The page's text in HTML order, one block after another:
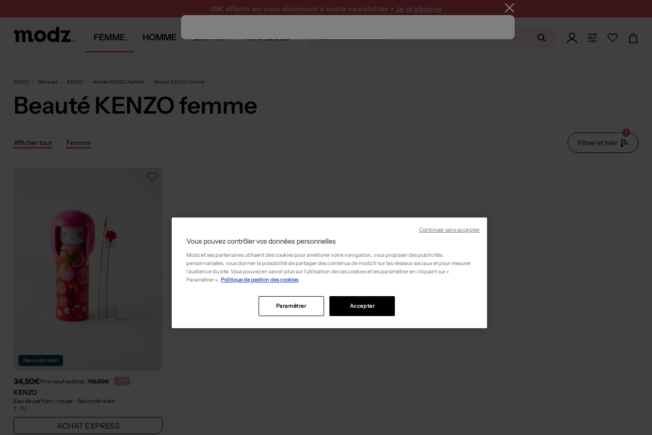
10€ offerts en vous abonnant à notre newsletter > Je m'abonne
FEMME HOMME ENFANT MARQUES
MODZ Marques KENZO Articles KENZO femme Beauté KENZO femme
Beauté KENZO femme
Afficher tout Femme Filtrer et trier
1
Seconde main
34,50€Prix neuf estimé :115,00€ -70%
KENZO
Eau de parfum - rouge - Seconde main
T : TU
ACHAT EXPRESS
Vous pouvez contrôler vos données personnelles
Modz et ses partenaires utilisent des cookies pour améliorer votre navigation, vous proposer des publicités
personnalisées, vous donner la possibilité de partager des contenus de modz.fr sur les réseaux sociaux et pour mesurer
l’audience du site. Vous pouvez en savoir plus sur l’utilisation de ces cookies et les paramétrer en cliquant sur «
Paramétrer ». Politique de gestion des cookies
Accepter
Paramétrer
Continuer sans accepter